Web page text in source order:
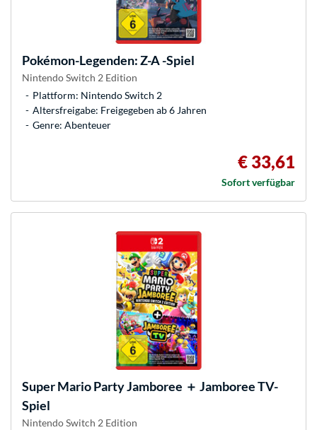
Pokémon-Legenden: Z-A -Spiel
Nintendo Switch 2 Edition
Plattform: Nintendo Switch 2
Altersfreigabe: Freigegeben ab 6 Jahren
Genre: Abenteuer
€ 33,61
Sofort verfügbar
Super Mario Party Jamboree ＋ Jamboree TV-
Spiel
Nintendo Switch 2 Edition